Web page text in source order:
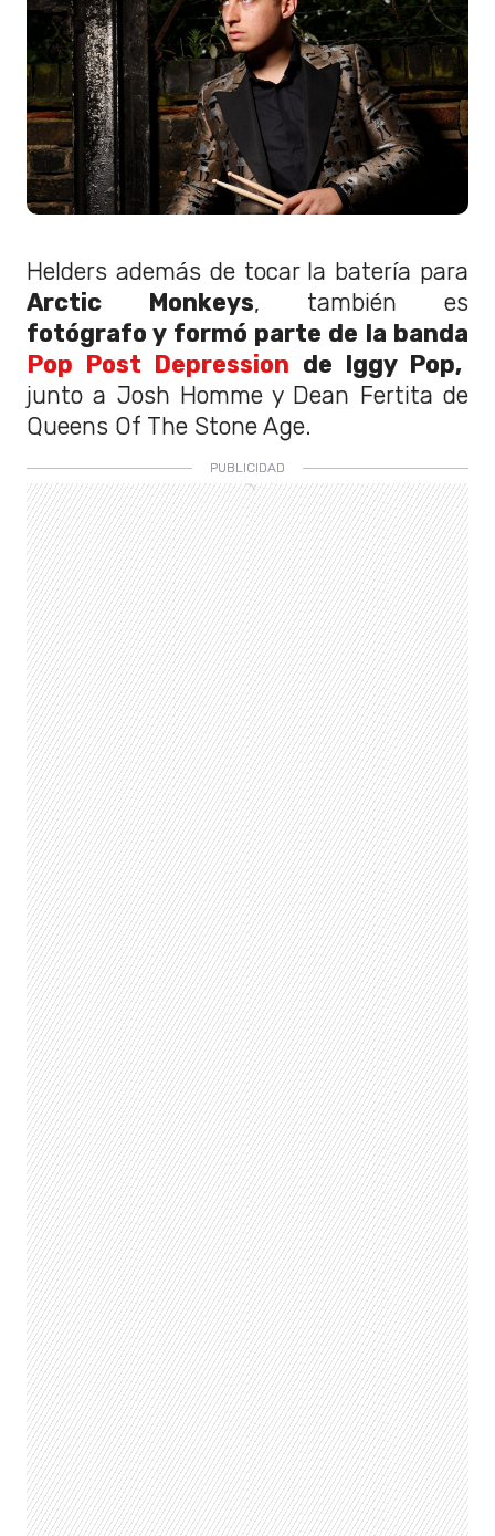
Helders además de tocar la batería para
Arctic Monkeys, también es
fotógrafo y formó parte de la banda
Pop Post Depression de Iggy Pop,
junto a Josh Homme y Dean Fertita de
Queens Of The Stone Age.